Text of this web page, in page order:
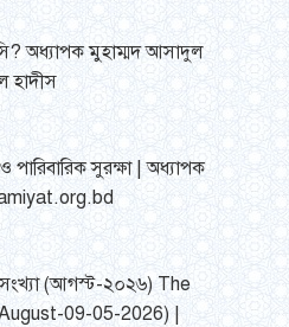
অধ্যাপক মুহাম্মদ আসাদুল
হাদীস
সুরক্ষা | অধ্যাপক
সংখ্যা (আগস্ট-২০২৬) The
09-05-2026) |